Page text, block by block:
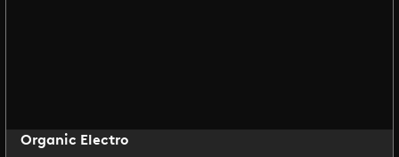
Organic Electro